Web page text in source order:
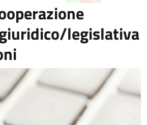
legislativa